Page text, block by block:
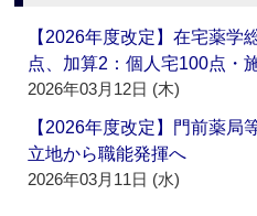
【2026年度改定】在宅薬学
点、加算2：個人宅100点・
2026年03月12日 (木)
【2026年度改定】門前薬局
立地から職能発揮へ
2026年03月11日 (水)